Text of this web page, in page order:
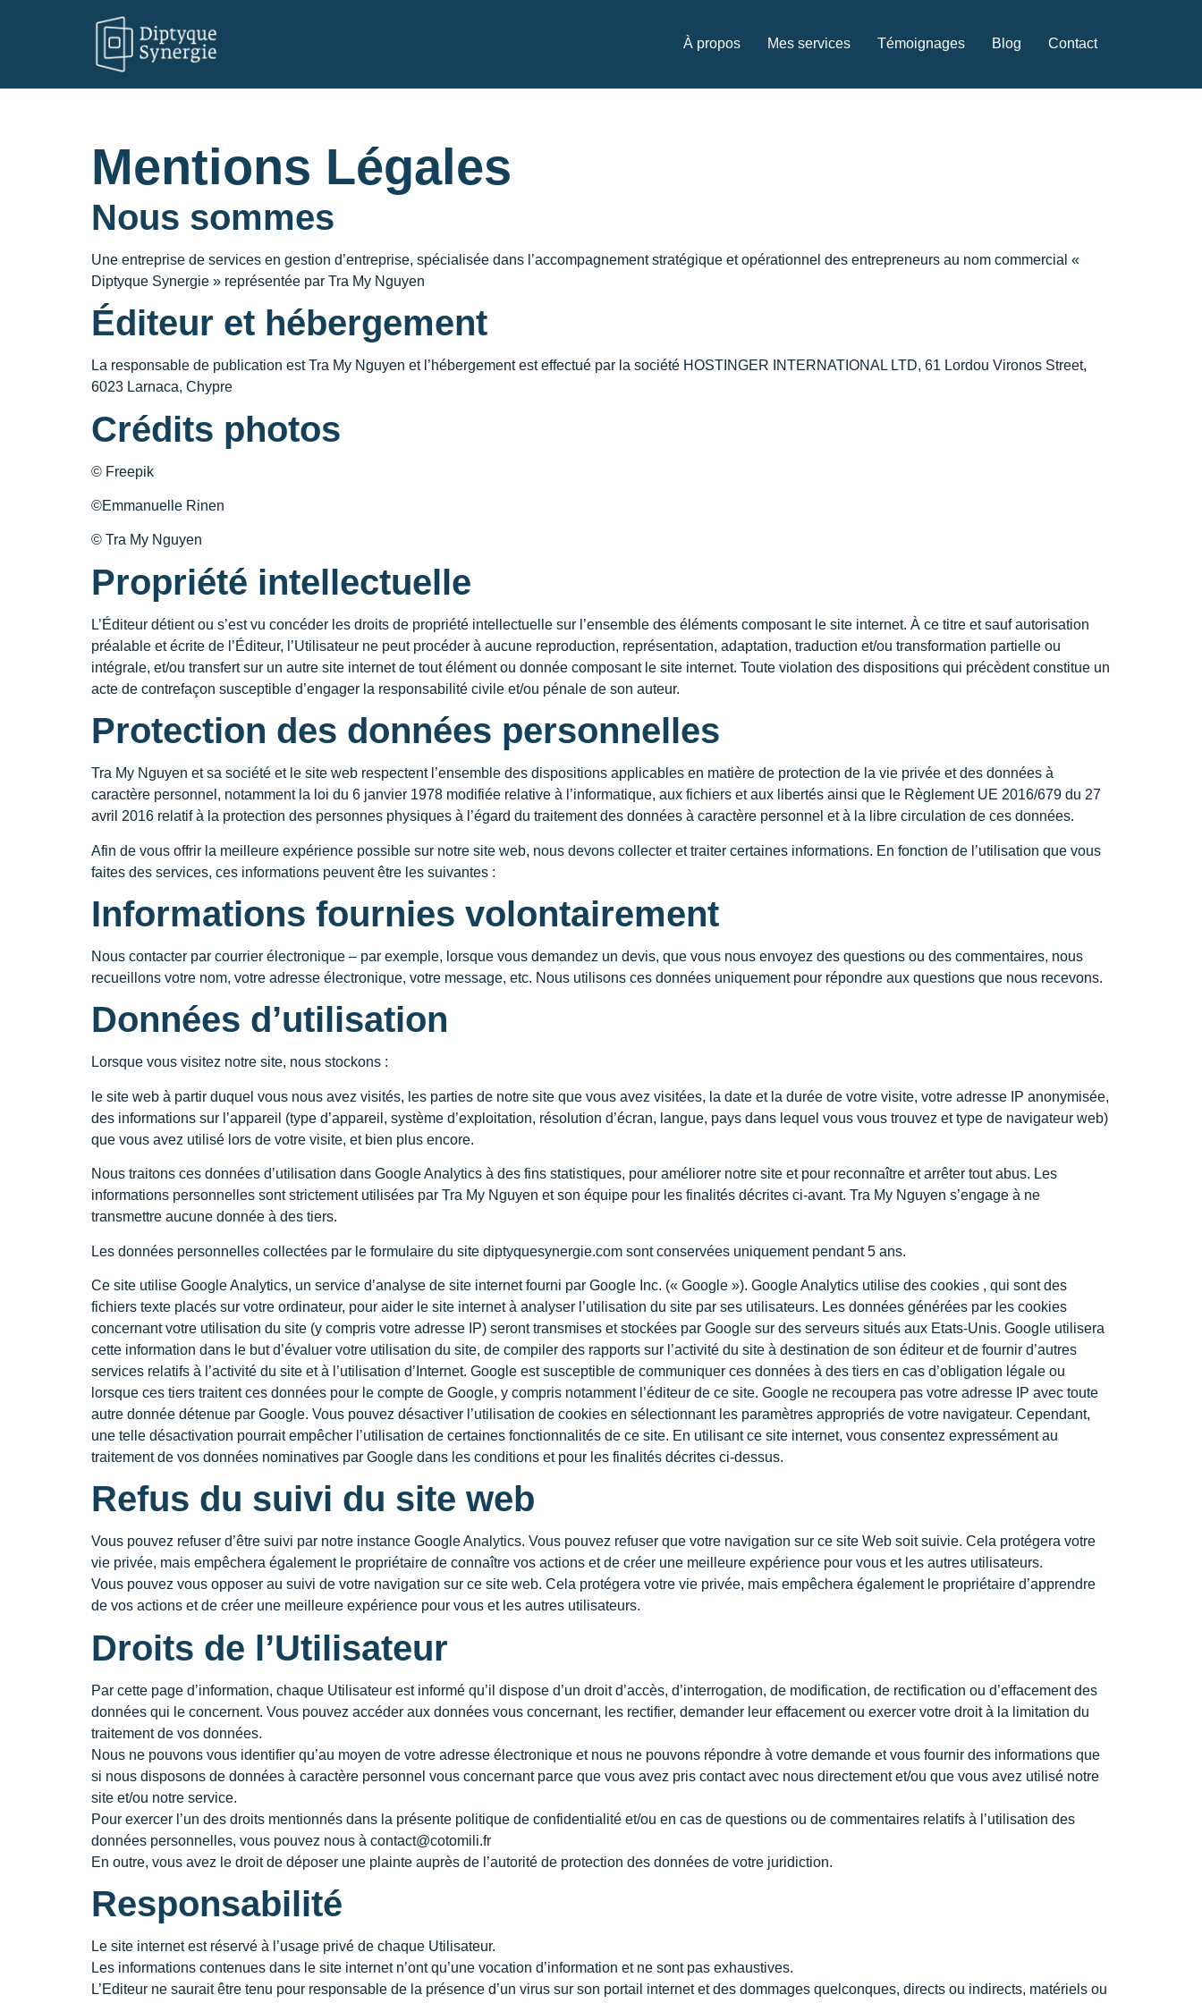
À propos Mes services Témoignages Blog Contact
Mentions Légales
Nous sommes
Une entreprise de services en gestion d’entreprise, spécialisée dans l’accompagnement stratégique et opérationnel des entrepreneurs au nom commercial «
Diptyque Synergie » représentée par Tra My Nguyen
Éditeur et hébergement
La responsable de publication est Tra My Nguyen et l’hébergement est effectué par la société HOSTINGER INTERNATIONAL LTD, 61 Lordou Vironos Street,
6023 Larnaca, Chypre
Crédits photos
© Freepik
©Emmanuelle Rinen
© Tra My Nguyen
Propriété intellectuelle
L’Éditeur détient ou s’est vu concéder les droits de propriété intellectuelle sur l’ensemble des éléments composant le site internet. À ce titre et sauf autorisation
préalable et écrite de l’Éditeur, l’Utilisateur ne peut procéder à aucune reproduction, représentation, adaptation, traduction et/ou transformation partielle ou
intégrale, et/ou transfert sur un autre site internet de tout élément ou donnée composant le site internet. Toute violation des dispositions qui précèdent constitue un
acte de contrefaçon susceptible d’engager la responsabilité civile et/ou pénale de son auteur.
Protection des données personnelles
Tra My Nguyen et sa société et le site web respectent l’ensemble des dispositions applicables en matière de protection de la vie privée et des données à
caractère personnel, notamment la loi du 6 janvier 1978 modifiée relative à l’informatique, aux fichiers et aux libertés ainsi que le Règlement UE 2016/679 du 27
avril 2016 relatif à la protection des personnes physiques à l’égard du traitement des données à caractère personnel et à la libre circulation de ces données.
Afin de vous offrir la meilleure expérience possible sur notre site web, nous devons collecter et traiter certaines informations. En fonction de l’utilisation que vous
faites des services, ces informations peuvent être les suivantes :
Informations fournies volontairement
Nous contacter par courrier électronique – par exemple, lorsque vous demandez un devis, que vous nous envoyez des questions ou des commentaires, nous
recueillons votre nom, votre adresse électronique, votre message, etc. Nous utilisons ces données uniquement pour répondre aux questions que nous recevons.
Données d’utilisation
Lorsque vous visitez notre site, nous stockons :
le site web à partir duquel vous nous avez visités, les parties de notre site que vous avez visitées, la date et la durée de votre visite, votre adresse IP anonymisée,
des informations sur l’appareil (type d’appareil, système d’exploitation, résolution d’écran, langue, pays dans lequel vous vous trouvez et type de navigateur web)
que vous avez utilisé lors de votre visite, et bien plus encore.
Nous traitons ces données d’utilisation dans Google Analytics à des fins statistiques, pour améliorer notre site et pour reconnaître et arrêter tout abus. Les
informations personnelles sont strictement utilisées par Tra My Nguyen et son équipe pour les finalités décrites ci-avant. Tra My Nguyen s’engage à ne
transmettre aucune donnée à des tiers.
Les données personnelles collectées par le formulaire du site diptyquesynergie.com sont conservées uniquement pendant 5 ans.
Ce site utilise Google Analytics, un service d’analyse de site internet fourni par Google Inc. (« Google »). Google Analytics utilise des cookies , qui sont des
fichiers texte placés sur votre ordinateur, pour aider le site internet à analyser l’utilisation du site par ses utilisateurs. Les données générées par les cookies
concernant votre utilisation du site (y compris votre adresse IP) seront transmises et stockées par Google sur des serveurs situés aux Etats-Unis. Google utilisera
cette information dans le but d’évaluer votre utilisation du site, de compiler des rapports sur l’activité du site à destination de son éditeur et de fournir d’autres
services relatifs à l’activité du site et à l’utilisation d’Internet. Google est susceptible de communiquer ces données à des tiers en cas d’obligation légale ou
lorsque ces tiers traitent ces données pour le compte de Google, y compris notamment l’éditeur de ce site. Google ne recoupera pas votre adresse IP avec toute
autre donnée détenue par Google. Vous pouvez désactiver l’utilisation de cookies en sélectionnant les paramètres appropriés de votre navigateur. Cependant,
une telle désactivation pourrait empêcher l’utilisation de certaines fonctionnalités de ce site. En utilisant ce site internet, vous consentez expressément au
traitement de vos données nominatives par Google dans les conditions et pour les finalités décrites ci-dessus.
Refus du suivi du site web
Vous pouvez refuser d’être suivi par notre instance Google Analytics. Vous pouvez refuser que votre navigation sur ce site Web soit suivie. Cela protégera votre
vie privée, mais empêchera également le propriétaire de connaître vos actions et de créer une meilleure expérience pour vous et les autres utilisateurs.
Vous pouvez vous opposer au suivi de votre navigation sur ce site web. Cela protégera votre vie privée, mais empêchera également le propriétaire d’apprendre
de vos actions et de créer une meilleure expérience pour vous et les autres utilisateurs.
Droits de l’Utilisateur
Par cette page d’information, chaque Utilisateur est informé qu’il dispose d’un droit d’accès, d’interrogation, de modification, de rectification ou d’effacement des
données qui le concernent. Vous pouvez accéder aux données vous concernant, les rectifier, demander leur effacement ou exercer votre droit à la limitation du
traitement de vos données.
Nous ne pouvons vous identifier qu’au moyen de votre adresse électronique et nous ne pouvons répondre à votre demande et vous fournir des informations que
si nous disposons de données à caractère personnel vous concernant parce que vous avez pris contact avec nous directement et/ou que vous avez utilisé notre
site et/ou notre service.
Pour exercer l’un des droits mentionnés dans la présente politique de confidentialité et/ou en cas de questions ou de commentaires relatifs à l’utilisation des
données personnelles, vous pouvez nous à contact@cotomili.fr
En outre, vous avez le droit de déposer une plainte auprès de l’autorité de protection des données de votre juridiction.
Responsabilité
Le site internet est réservé à l’usage privé de chaque Utilisateur.
Les informations contenues dans le site internet n’ont qu’une vocation d’information et ne sont pas exhaustives.
L’Editeur ne saurait être tenu pour responsable de la présence d’un virus sur son portail internet et des dommages quelconques, directs ou indirects, matériels ou